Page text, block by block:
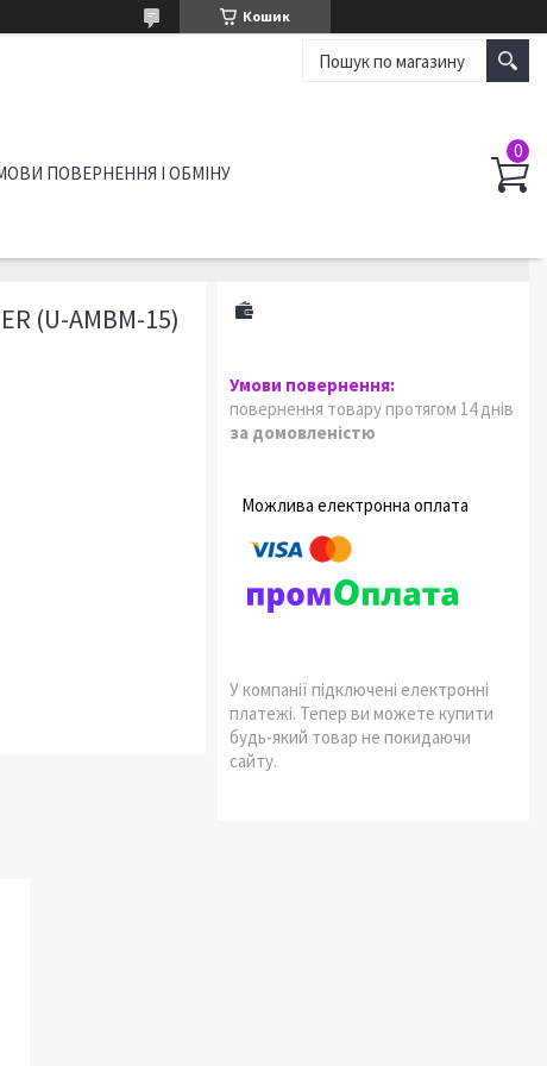
Кошик
ПОВЕРНЕННЯ І ОБМІНУ
(U-AMBM-15)
повернення товару протягом 14 днів
за домовленістю
У компанії підключені електронні
платежі. Тепер ви можете купити
будь-який товар не покидаючи
сайту.